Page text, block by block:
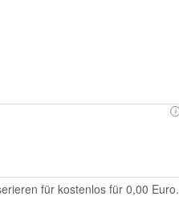
für kostenlos für 0,00 Euro.